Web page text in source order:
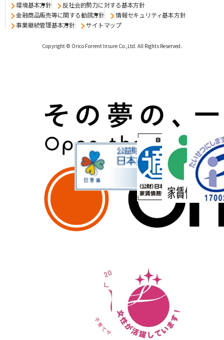
環境基本方針
反社会的勢力に対する基本方針
金融商品販売等に関する勧誘方針
情報セキュリティ基本方針
事業継続管理基本方針
サイトマップ
Copyright © Orico Forrent Insure Co.,Ltd. All Rights Reserved.